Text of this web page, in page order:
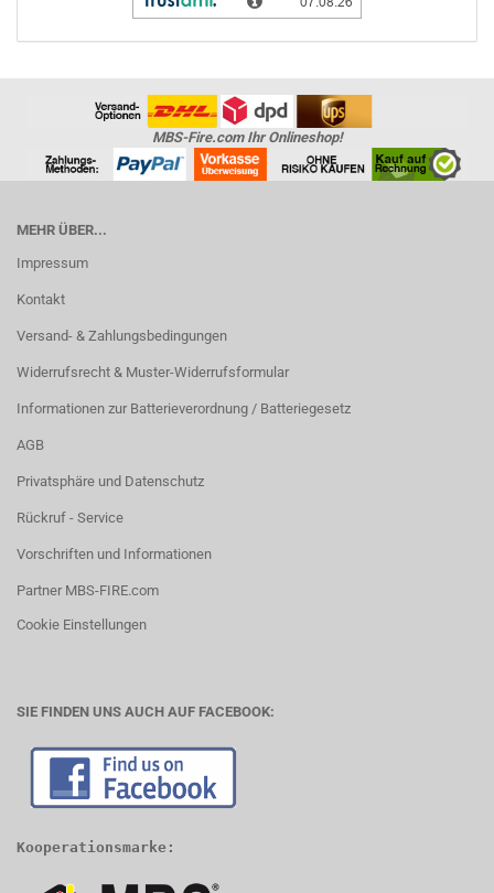
MBS-Fire.com Ihr Onlineshop!
MEHR ÜBER...
Impressum
Kontakt
Versand- & Zahlungsbedingungen
Widerrufsrecht & Muster-Widerrufsformular
Informationen zur Batterieverordnung / Batteriegesetz
AGB
Privatsphäre und Datenschutz
Rückruf - Service
Vorschriften und Informationen
Partner MBS-FIRE.com
Cookie Einstellungen
SIE FINDEN UNS AUCH AUF FACEBOOK:
Kooperationsmarke: